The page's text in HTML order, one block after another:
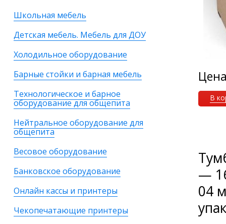
Школьная мебель
Детская мебель. Мебель для ДОУ
Холодильное оборудование
Барные стойки и барная мебель
Технологическое и барное
оборудование для общепита
Нейтральное оборудование для
общепита
Весовое оборудование
Банковское оборудование
Онлайн кассы и принтеры
Чекопечатающие принтеры
В
—
04